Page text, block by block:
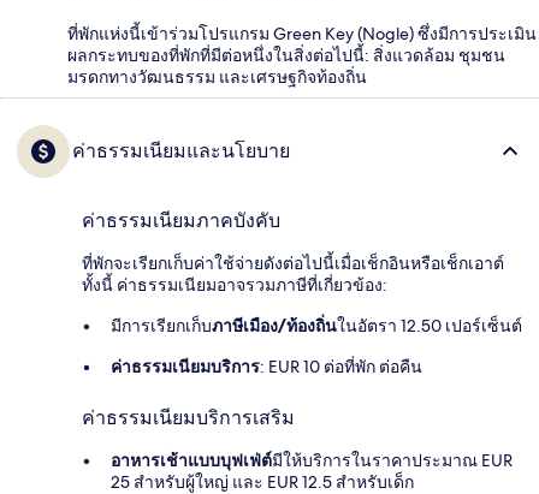
ที่พักแห่งนี้เข้าร่วมโปรแกรม Green Key (Nogle) ซึ่งมีการประเมิน
ผลกระทบของที่พักที่มีต่อหนึ่งในสิ่งต่อไปนี้: สิ่งแวดล้อม ชุมชน
มรดกทางวัฒนธรรม และเศรษฐกิจท้องถิ่น
ค่าธรรมเนียมและนโยบาย
ค่าธรรมเนียมภาคบังคับ
ที่พักจะเรียกเก็บค่าใช้จ่ายดังต่อไปนี้เมื่อเช็กอินหรือเช็กเอาต์
ทั้งนี้ ค่าธรรมเนียมอาจรวมภาษีที่เกี่ยวข้อง:
มีการเรียกเก็บภาษีเมือง/ท้องถิ่นในอัตรา 12.50 เปอร์เซ็นต์
ค่าธรรมเนียมบริการ: EUR 10 ต่อที่พัก ต่อคืน
ค่าธรรมเนียมบริการเสริม
อาหารเช้าแบบบุฟเฟ่ต์มีให้บริการในราคาประมาณ EUR
25 สำหรับผู้ใหญ่ และ EUR 12.5 สำหรับเด็ก